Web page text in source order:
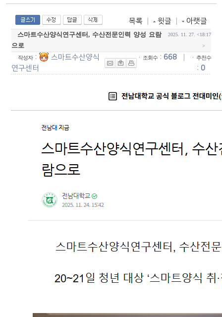
목록 윗글 아랫글
스마트수산양식연구센터, 수산전문인력 양성 요람
으로
2025. 11. 27. <18:17
>
작성자:
스마트수산양식
연구센터
· 조회수: 668 · 추천수
: 0